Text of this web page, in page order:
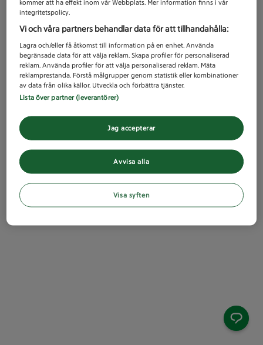
kommer att ha effekt inom vår Webbplats. Mer information finns i vår
integritetspolicy.
Vi och våra partners behandlar data för att tillhandahålla:
Lagra och/eller få åtkomst till information på en enhet. Använda
begränsade data för att välja reklam. Skapa profiler för personaliserad
reklam. Använda profiler för att välja personaliserad reklam. Mäta
reklamprestanda. Förstå målgrupper genom statistik eller kombinationer
av data från olika källor. Utveckla och förbättra tjänster.
Lista över partner (leverantörer)
Avvisa alla
Jag accepterar
Visa syften